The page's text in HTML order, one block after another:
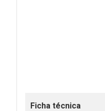
Ficha técnica